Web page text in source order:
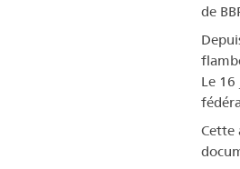
de
Le
Cette